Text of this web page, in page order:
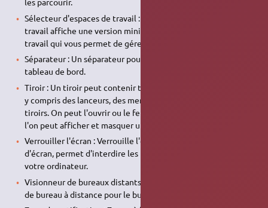
Sélecteur d'espaces de travail : Le sélecteur d'espaces de
travail affiche une version miniature de vos espaces de
travail qui vous permet de gérer vos fenêtres.
Séparateur : Un séparateur pour organiser les éléments du
tableau de bord.
Tiroir : Un tiroir peut contenir tout objet de tableau de bord,
y compris des lanceurs, des menus, des applets ou d'autres
tiroirs. On peut l'ouvrir ou le fermer de la même façon que
l'on peut afficher et masquer un tableau de bord.
Verrouiller l'écran : Verrouille l'écran et active l'économiseur
d'écran, permet d'interdire les utilisations non désirés de
votre ordinateur.
Visionneur de bureaux distants : Vinagre est un visionneur
de bureau à distance pour le bureau GNOME